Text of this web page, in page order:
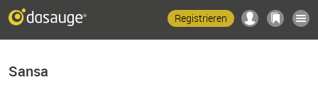
Registrieren
Sansa